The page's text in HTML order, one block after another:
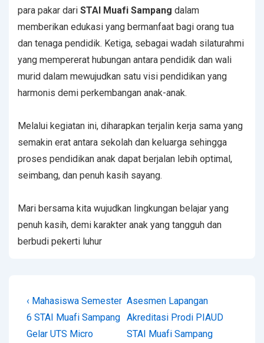
para pakar dari STAI Muafi Sampang dalam
memberikan edukasi yang bermanfaat bagi orang tua
dan tenaga pendidik. Ketiga, sebagai wadah silaturahmi
yang mempererat hubungan antara pendidik dan wali
murid dalam mewujudkan satu visi pendidikan yang
harmonis demi perkembangan anak-anak.
Melalui kegiatan ini, diharapkan terjalin kerja sama yang
semakin erat antara sekolah dan keluarga sehingga
proses pendidikan anak dapat berjalan lebih optimal,
seimbang, dan penuh kasih sayang.
Mari bersama kita wujudkan lingkungan belajar yang
penuh kasih, demi karakter anak yang tangguh dan
berbudi pekerti luhur
‹ Mahasiswa Semester
6 STAI Muafi Sampang
Gelar UTS Micro
Asesmen Lapangan
Akreditasi Prodi PIAUD
STAI Muafi Sampang